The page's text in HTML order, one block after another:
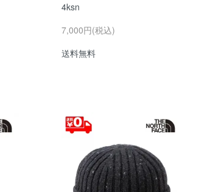
4ksn
7,000円(税込)
送料無料